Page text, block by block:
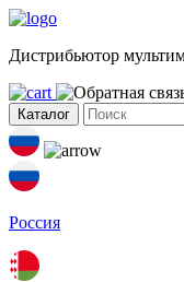
Дистрибьютор
Каталог
Россия